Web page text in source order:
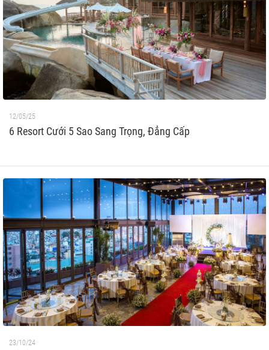
12/05/25
6 Resort Cưới 5 Sao Sang Trọng, Đẳng Cấp
23/10/24